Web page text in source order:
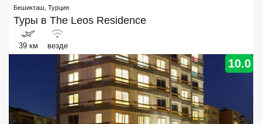
Бешикташ Турция
Туры в The Leos Residence
39 км везде
10.0
Северный Гоа
Южный Гоа
Большой Сочи